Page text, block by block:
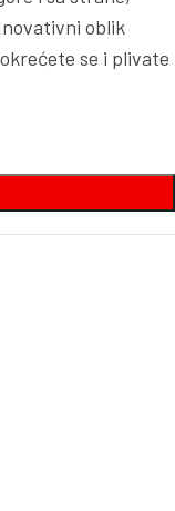
oblik
se i plivate